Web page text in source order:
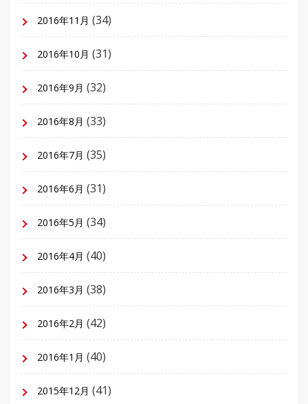
2016年11月 (34)
2016年10月 (31)
2016年9月 (32)
2016年8月 (33)
2016年7月 (35)
2016年6月 (31)
2016年5月 (34)
2016年4月 (40)
2016年3月 (38)
2016年2月 (42)
2016年1月 (40)
2015年12月 (41)